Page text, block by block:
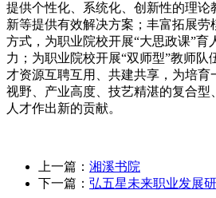
提供个性化、系统化、创新性的理论
新等提供有效解决方案；丰富拓展劳
方式，为职业院校开展“大思政课”育
力；为职业院校开展“双师型”教师队
才资源互聘互用、共建共享，为培育
视野、产业高度、技艺精湛的复合型
人才作出新的贡献。
上一篇： 湘溪书院
下一篇： 弘五星未来职业发展